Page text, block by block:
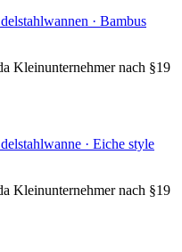
· Bambus
Kleinunternehmer nach §19
· Eiche style
Kleinunternehmer nach §19